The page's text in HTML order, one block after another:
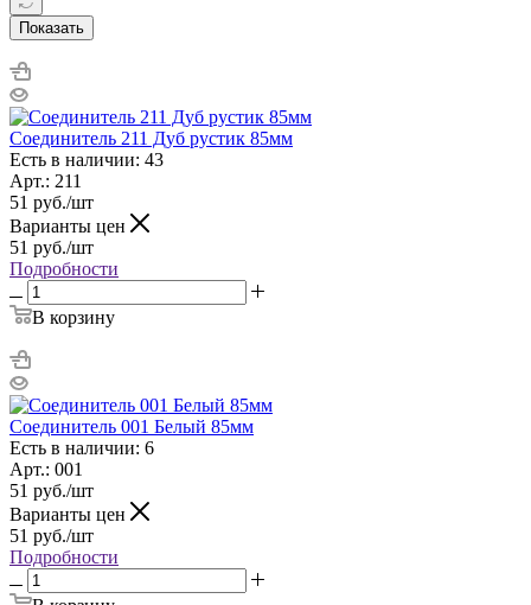
Показать
Соединитель 211 Дуб рустик 85мм
Есть в наличии: 43
Арт.: 211
51 руб./шт
Варианты цен
51 руб./шт
Подробности
В корзину
Соединитель 001 Белый 85мм
Есть в наличии: 6
Арт.: 001
51 руб./шт
Варианты цен
51 руб./шт
Подробности